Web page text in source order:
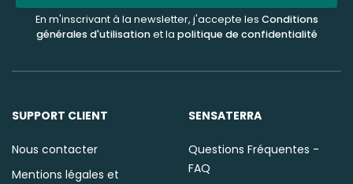
En m'inscrivant à la newsletter, j'accepte les Conditions
générales d'utilisationet la politique de confidentialité
SUPPORT CLIENT
Nous contacter
Mentions légales et
SENSATERRA
Questions Fréquentes -
FAQ